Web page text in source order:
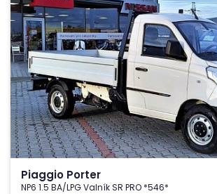
Piaggio Porter
NP6 1.5 BA/LPG Valník SR PRO *546*